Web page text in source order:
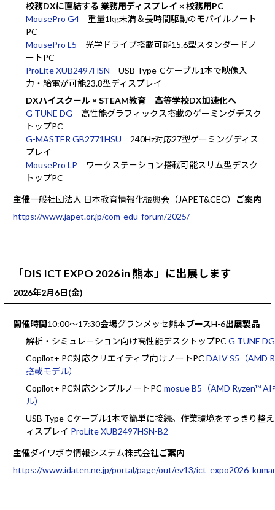
校務DXに直結する 業務用ディスプレイ × 校務用PC
MousePro G4 重量1kg未満＆長時間駆動のモバイルノート
PC
MousePro L5 光学ドライブ搭載可能15.6型スタンダードノ
ートPC
ProLite XUB2497HSN USB Type-Cケーブル1本で映像入
力・給電が可能23.8型ディスプレイ
DXハイスクール × STEAM教育 高等学校DX加速化へ
G TUNE DG 高性能グラフィックス搭載のゲーミングデスク
トップPC
G-MASTER GB2771HSU 240Hz対応27型ゲーミングディス
プレイ
MousePro LP ワークステーション搭載可能スリム型デスク
トップPC
主催一般社団法人 日本教育情報化振興会（JAPET&CEC）
ご案内
https://www.japet.or.jp/com-edu-forum/2025/
「DIS ICT EXPO 2026 in 熊本」に出展します
2026年2月6日(金)
開催時間10:00～17:30会場グランメッセ熊本ブースH-6出展製品
解析・シミュレーション向け高性能デスクトップPC G TUNE
Copilot+ PC対応クリエイティブ向けノートPC DAIV S5（AMD
搭載モデル）
Copilot+ PC対応シンプルノートPC mosue B5（AMD Ryzen™ AI
ル）
USB Type-Cケーブル1本で簡単に接続。作業環境をすっきり整
ィスプレイ ProLite XUB2497HSN-B2
主催ダイワボウ情報システム株式会社ご案内
https://www.idaten.ne.jp/portal/page/out/ev13/